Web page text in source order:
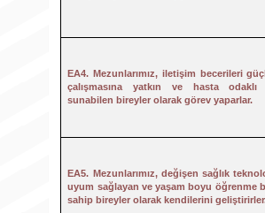
EA4. Mezunlarımız, iletişim becerileri
çalışmasına yatkın ve hasta odaklı
sunabilen bireyler olarak görev yaparlar.
EA5. Mezunlarımız, değişen sağlık
uyum sağlayan ve yaşam boyu öğrenme
sahip bireyler olarak kendilerini